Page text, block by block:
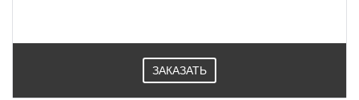
ЗАКАЗАТЬ